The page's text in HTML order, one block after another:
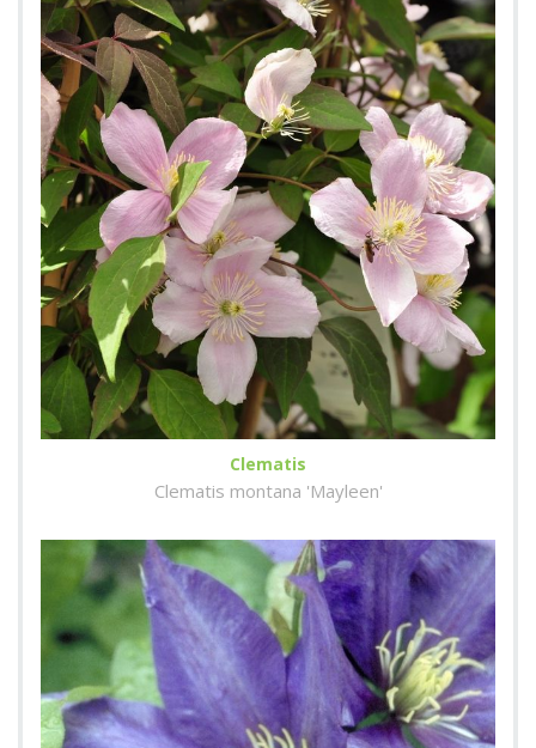
Clematis
Clematis montana 'Mayleen'